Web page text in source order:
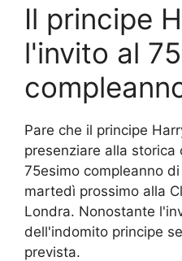
Il principe
l'invito al
Pare che il principe
presenziare alla storica
75esimo compleanno
martedì prossimo alla
Londra. Nonostante
dell'indomito principe
prevista.